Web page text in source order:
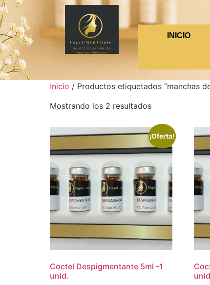
INICIO
Inicio / Productos etiquetados “manchas
Mostrando los 2 resultados
¡Oferta!
Coctel Despigmentante 5ml -1
unid.